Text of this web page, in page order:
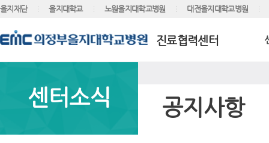
을지재단 을지대학교 노원을지대학교병원 대전을지대학교병원
진료협력센터
센터소식 공지사항